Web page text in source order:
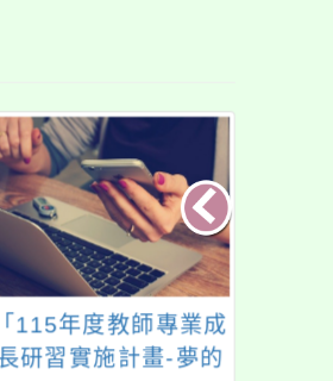
「115年度教師專業成
研習實施計畫-夢的